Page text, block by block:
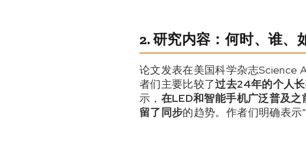
2. 研究内容：何时、谁、
论文发表在美国科学杂志Science
者们主要比较了过去24年的个人
示， 在LED和智能手机广泛普及
留了同步的趋势。作者们明确表示